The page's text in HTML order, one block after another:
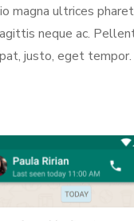
ultrices
neque ac.
justo, eget tempor.